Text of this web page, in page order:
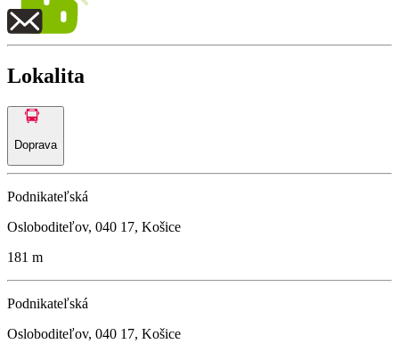
Lokalita
Doprava
Podnikateľská
Osloboditeľov, 040 17, Košice
181 m
Podnikateľská
Osloboditeľov, 040 17, Košice